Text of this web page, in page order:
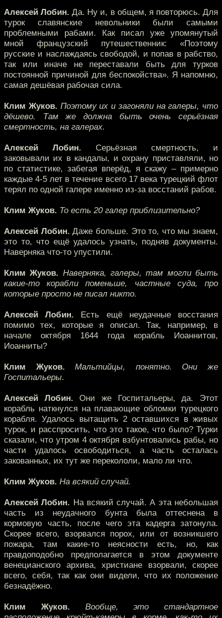
Алексей Лобин. Да. Ну и, в общем, я повторюсь. Для
турок славянские невольники были самыми
проблемными рабами. Как писал уже упомянутый
мной французский путешественник: «Поэтому
русские и наслаждаясь свободой, и попав в рабство,
так или иначе не переставали быть для турков
постоянной причиной для беспокойства». Я напомню,
самая дешёвая рабочая сила.
Клим Жуков. Поэтому их и загоняли на галеры, что
дёшево. Там же должна быть очень серьёзная
смертность, на галерах.
Алексей Лобин. Серьёзная смертность, и
заковывали их в кандалы, и охрану приставляли, но
по статистике, забегая вперёд, я скажу – примерно
каждые 4-5 лет в течение всего 17 века турецкий флот
терял по одной галере именно из-за восстаний рабов.
Клим Жуков. То есть 20 галер приблизительно?
Алексей Лобин. Даже больше. Это то, что мы знаем,
это то, что ещё удалось узнать, подняв документы.
Наверняка что-то упустили.
Клим Жуков. Наверняка, галеры, там могли быть
какие-то корабли поменьше, частные суда, про
которые просто не писал никто.
Алексей Лобин. Есть ещё неудачные восстания
помимо тех, которые я описал. Так, например, в
начале октября 1644 года корабль Иоаннитов,
Иоанниты?
Клим Жуков. Мальтийцы, понятно. Они же
Госпитальеры.
Алексей Лобин. Они же Госпитальеры, да. Этот
корабль наткнулся на плавающие обломки турецкого
корабля. Удалось вытащить 2 оставшихся в живых
турок, и расспросить, что это такое, что было? Турки
сказали, что утром 4 октября взбунтовались рабы, но
части удалось освободиться, а часть осталась
закованных, их тут же перекололи, мало ли что.
Клим Жуков. На всякий случай.
Алексей Лобин. На всякий случай. А эта небольшая
часть из неудачного бунта была оттеснена в
кормовую часть, после чего эта кадерга затонула.
Скорее всего, взорвался порох, или от возникшего
пожара, там какие-то неясности есть, но, как
правдоподобно предполагается в этом документе
венецианского архива, христиане взорвали, скорее
всего, себя, так как они видели, что их положение
безнадёжно.
Клим Жуков. Вообще, это стандартное